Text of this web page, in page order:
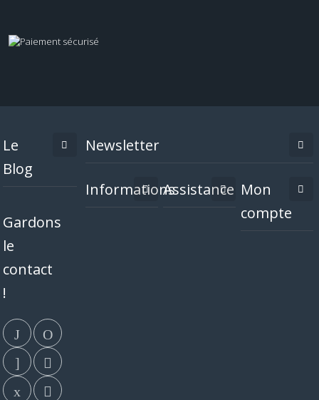
Le
Blog
Gardons
le
contact
!
Newsletter
InformationsAssistance Mon
compte